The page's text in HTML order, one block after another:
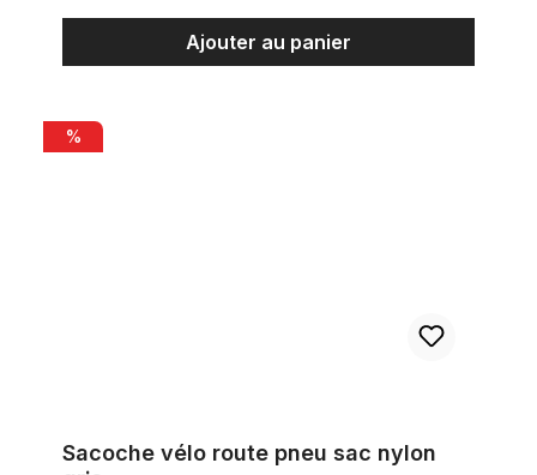
Ajouter au panier
Sacoche vélo route pneu sac nylon gris
%
Sacoche vélo route pneu sac nylon